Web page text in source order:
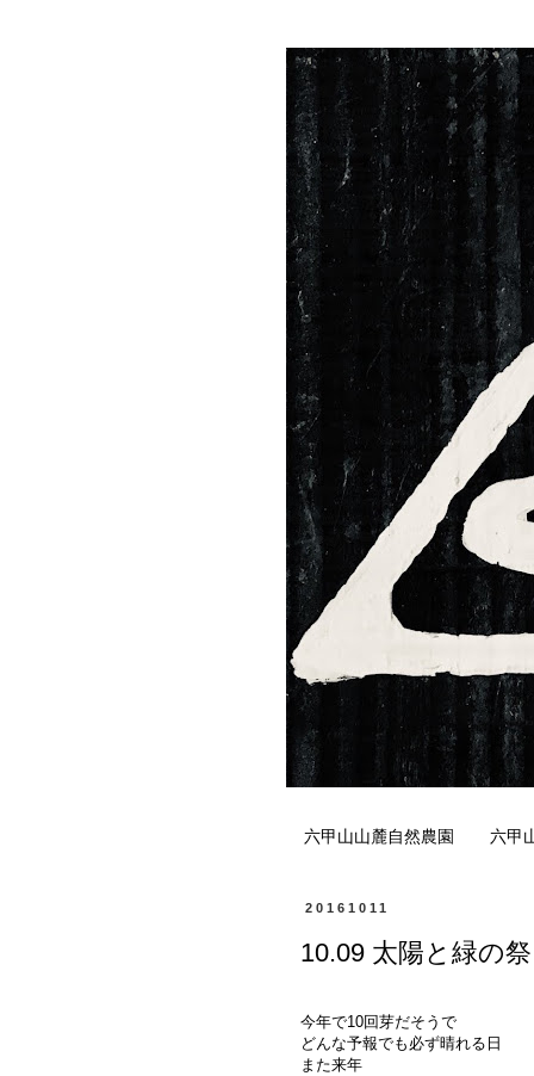
六甲山山麓自然農園 六甲
20161011
10.09 太陽と緑の
今年で10回芽だそうで
どんな予報でも必ず晴れる日
また来年